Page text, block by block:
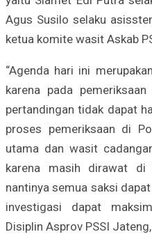
Agus Susilo selaku
ketua komite wasit Askab
“Agenda hari ini
karena pada
pertandingan tidak dapat
proses pemeriksaan di
utama dan wasit
karena masih dirawat di
nantinya semua saksi
investigasi dapat
Disiplin Asprov PSSI